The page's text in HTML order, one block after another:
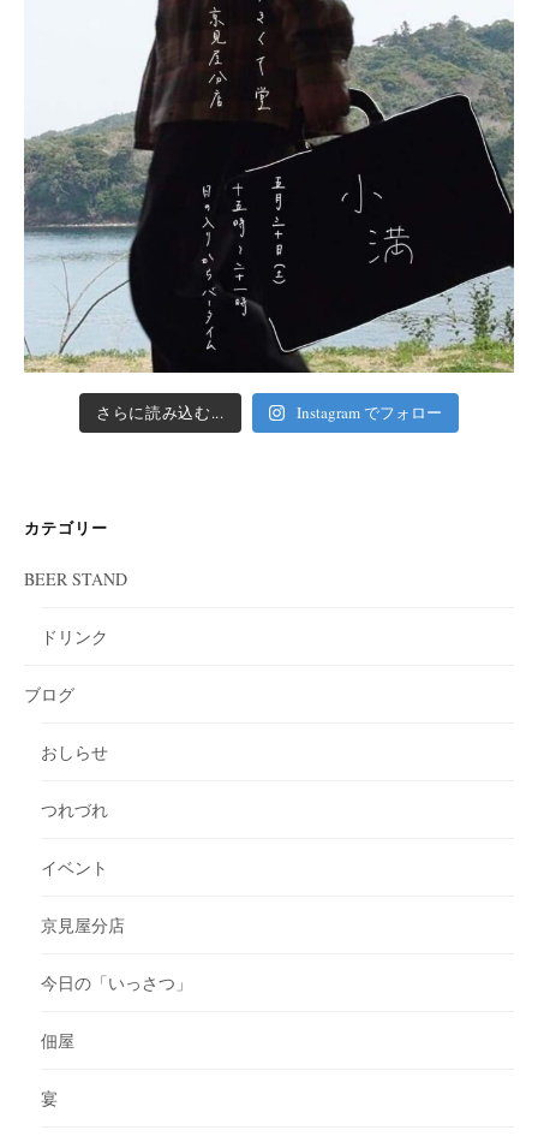
さらに読み込む... Instagram でフォロー
カテゴリー
BEER STAND
ドリンク
ブログ
おしらせ
つれづれ
イベント
京見屋分店
今日の「いっさつ」
佃屋
宴